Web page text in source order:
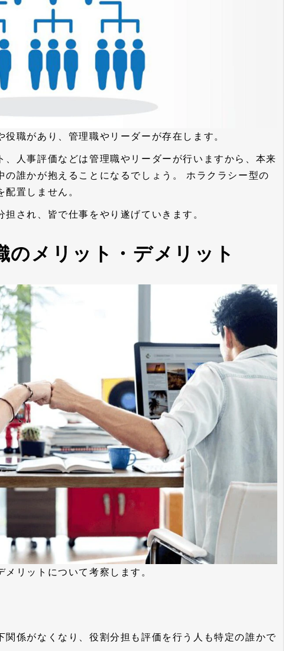
職があり、管理職やリーダーが存在します。
人事評価などは管理職やリーダーが行いますから、本来
誰かが抱えることになるでしょう。 ホラクラシー型の
置しません。
され、皆で仕事をやり遂げていきます。
のメリット・デメリット
リットについて考察します。
関係がなくなり、役割分担も評価を行う人も特定の誰かで